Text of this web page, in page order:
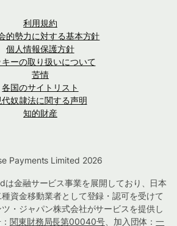
利用規約
的勢力に対する基本方針
個人情報保護方針
キーの取り扱いについて
苦情
各国のサイトリスト
代奴隷法に関する声明
知的財産
Payments Limited 2026
金融サービス事業を展開しており、日本
資金移動業者として登録・認可を受けて
・ジャパン株式会社がサービスを提供し
関東財務局長第00040号、加入団体：一